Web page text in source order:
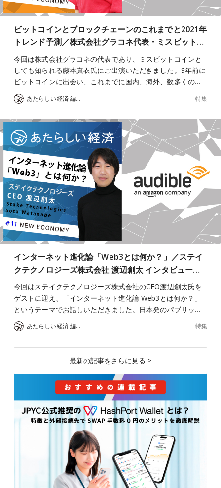
ビットコインとブロックチェーンのこれまでと2021年
トレンド予測／株式会社グラコネ代表・ミスビット…
今回は株式会社グラコネの代表であり、ミスビットコインと
しても知られる藤本真衣氏にご出演いただきました。9年前に
ビットコインに出会い、これまでに国内、海外、数多くの…
あたらしい経済 編集部 特集
インターネット進化論「Web3とは何か？」／ステイ
クテクノロジーズ株式会社 渡辺創太 インタビュー…
今回はステイクテクノロジーズ株式会社のCEO渡辺創太氏を
ゲストに迎え、「インターネット進化論 Web3とは何か？」
というテーマでお話しいただきました。日本発のパブリッ…
あたらしい経済 編集部 特集
最新の記事をさらに見る >